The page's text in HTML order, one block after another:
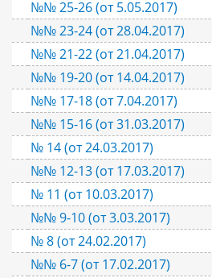
№№ 25-26 (от 5.05.2017)
№№ 23-24 (от 28.04.2017)
№№ 21-22 (от 21.04.2017)
№№ 19-20 (от 14.04.2017)
№№ 17-18 (от 7.04.2017)
№№ 15-16 (от 31.03.2017)
№ 14 (от 24.03.2017)
№№ 12-13 (от 17.03.2017)
№ 11 (от 10.03.2017)
№№ 9-10 (от 3.03.2017)
№ 8 (от 24.02.2017)
№№ 6-7 (от 17.02.2017)